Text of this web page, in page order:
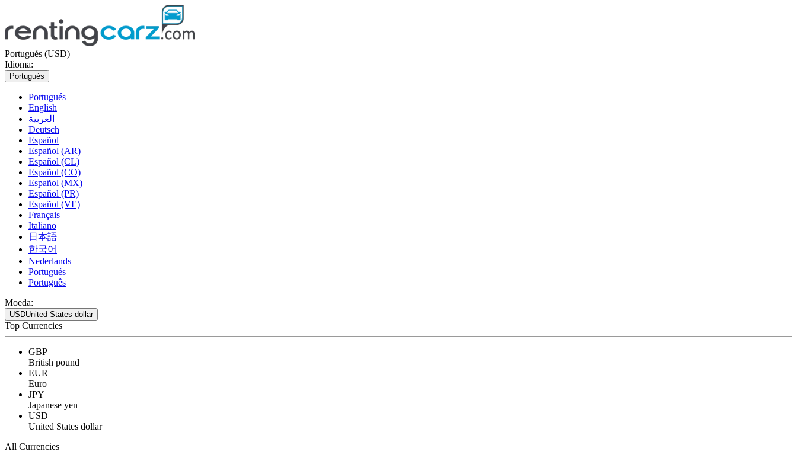
Portugués (USD)
Idioma:
Portugués
Portugués
English
العربية
Deutsch
Español
Español (AR)
Español (CL)
Español (CO)
Español (MX)
Español (PR)
Español (VE)
Français
Italiano
日本語
한국어
Nederlands
Portugués
Português
Moeda:
USDUnited States dollar
Top Currencies
GBP
British pound
EUR
Euro
JPY
Japanese yen
USD
United States dollar
All Currencies